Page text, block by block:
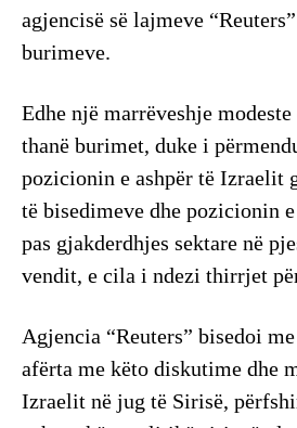
agjencisë së lajmeve
burimeve.
Edhe një marrëveshje
thanë burimet, duke i
pozicionin e ashpër të Izraelit
të bisedimeve dhe pozicionin
pas gjakderdhjes sektare në
vendit, e cila i ndezi thirrjet
Agjencia “Reuters” bisedoi
afërta me këto diskutime dhe
Izraelit në jug të Sirisë,